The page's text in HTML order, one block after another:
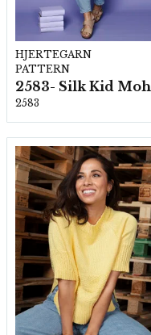
HJERTEGARN
PATTERN
2583